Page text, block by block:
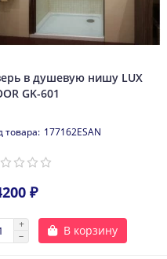
в душевую нишу LUX
GK-601
177162ESAN
₽
В корзину